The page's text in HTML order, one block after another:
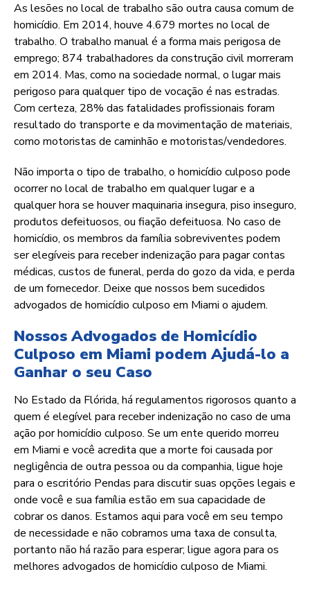
As lesões no local de trabalho são outra causa comum de
homicídio. Em 2014, houve 4.679 mortes no local de
trabalho. O trabalho manual é a forma mais perigosa de
emprego; 874 trabalhadores da construção civil morreram
em 2014. Mas, como na sociedade normal, o lugar mais
perigoso para qualquer tipo de vocação é nas estradas.
Com certeza, 28% das fatalidades profissionais foram
resultado do transporte e da movimentação de materiais,
como motoristas de caminhão e motoristas/vendedores.
Não importa o tipo de trabalho, o homicídio culposo pode
ocorrer no local de trabalho em qualquer lugar e a
qualquer hora se houver maquinaria insegura, piso inseguro,
produtos defeituosos, ou fiação defeituosa. No caso de
homicídio, os membros da família sobreviventes podem
ser elegíveis para receber indenização para pagar contas
médicas, custos de funeral, perda do gozo da vida, e perda
de um fornecedor. Deixe que nossos bem sucedidos
advogados de homicídio culposo em Miami o ajudem.
Nossos Advogados de Homicídio
Culposo em Miami podem Ajudá-lo a
Ganhar o seu Caso
No Estado da Flórida, há regulamentos rigorosos quanto a
quem é elegível para receber indenização no caso de uma
ação por homicídio culposo. Se um ente querido morreu
em Miami e você acredita que a morte foi causada por
negligência de outra pessoa ou da companhia, ligue hoje
para o escritório Pendas para discutir suas opções legais e
onde você e sua família estão em sua capacidade de
cobrar os danos. Estamos aqui para você em seu tempo
de necessidade e não cobramos uma taxa de consulta,
portanto não há razão para esperar; ligue agora para os
melhores advogados de homicídio culposo de Miami.